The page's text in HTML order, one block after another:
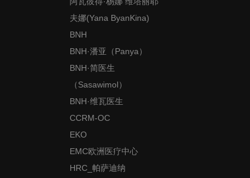
夫娜(Yana ByanKina)
BNH
BNH·潘亚（Panya）
BNH·简医生
（Sasawimol）
BNH·维瓦医生
CCRM-OC
EKO
EMC欧洲医疗中心
HRC_帕萨迪纳